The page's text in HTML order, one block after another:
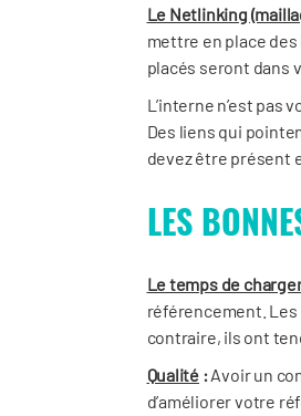
Le Netlinking
mettre en place des
placés seront dans
L’interne n’est pas
Des liens qui
devez être présent
LES
Le temps de
référencement. Les
contraire, ils ont
Qualité :Avoir un
d’améliorer votre